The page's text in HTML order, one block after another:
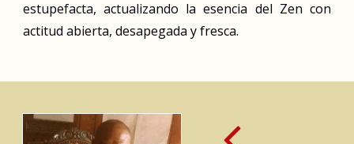
estupefacta, actualizando la esencia del Zen con
actitud abierta, desapegada y fresca.